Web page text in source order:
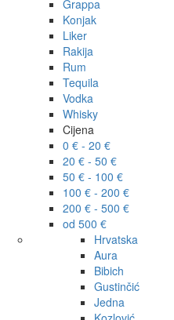
Grappa
Konjak
Liker
Rakija
Rum
Tequila
Vodka
Whisky
Cijena
0 € - 20 €
20 € - 50 €
50 € - 100 €
100 € - 200 €
200 € - 500 €
od 500 €
Hrvatska
Aura
Bibich
Gustinčić
Jedna